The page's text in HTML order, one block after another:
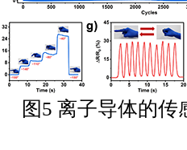
图5 离子导体的传